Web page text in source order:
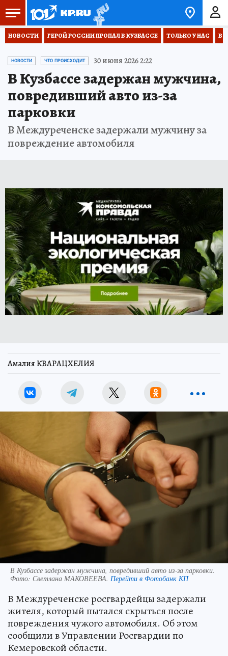
НОВОСТИ ГЕРОЙ РОССИИ ПРОПАЛ В КУЗБАССЕ ТОЛЬКО У НАС
НОВОСТИ ЧТО ПРОИСХОДИТ 30 июня 2026 2:22
В Кузбассе задержан мужчина,
повредивший авто из-за
парковки
В Междуреченске задержали мужчину за
повреждение автомобиля
Амалия КВАРАЦХЕЛИЯ
В Кузбассе задержан мужчина, повредивший авто из‑за парковки.
Фото: Светлана МАКОВЕЕВА. Перейти в Фотобанк КП
В Междуреченске росгвардейцы задержали
жителя, который пытался скрыться после
повреждения чужого автомобиля. Об этом
сообщили в Управлении Росгвардии по
Кемеровской области.